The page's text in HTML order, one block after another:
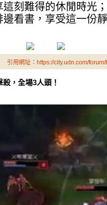
這刻難得的休閒時光
邊看書，享受這一份
引用網址：https://city.udn.com/
，全場3人頭！